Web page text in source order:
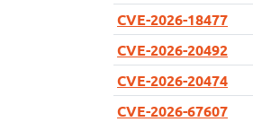
CVE-2026-18477
CVE-2026-20492
CVE-2026-20474
CVE-2026-67607